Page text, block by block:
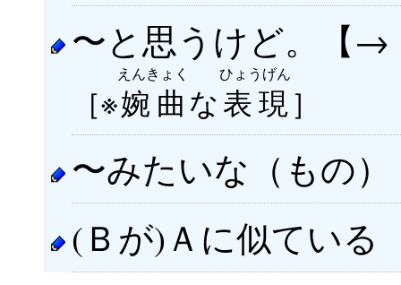
〜と思うけど。【→
［※婉曲
えんきょく
な表現
ひょうげん
］
〜みたいな（もの）
(Ｂが)Ａに似ている